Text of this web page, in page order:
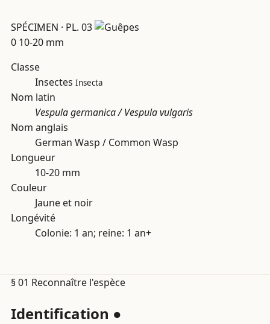
SPÉCIMEN · PL. 03
0 10-20 mm
Classe
Insectes Insecta
Nom latin
Vespula germanica / Vespula vulgaris
Nom anglais
German Wasp / Common Wasp
Longueur
10-20 mm
Couleur
Jaune et noir
Longévité
Colonie: 1 an; reine: 1 an+
§ 01 Reconnaître l'espèce
Identification ●